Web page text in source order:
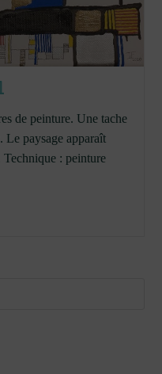
de peinture. Une tache
Le paysage apparaît
Technique : peinture